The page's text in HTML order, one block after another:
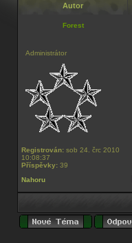
Autor
Forest
Administrátor
Registrován: sob 24. črc 2010
10:08:37
Příspěvky: 39
Nahoru